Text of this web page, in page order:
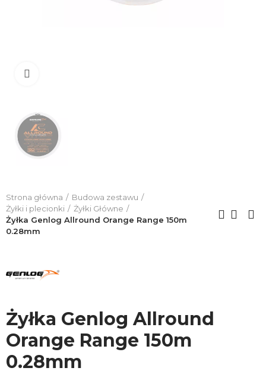
Strona główna
Budowa zestawu
Żyłki i plecionki
Żyłki Główne
Żyłka Genlog Allround Orange Range 150m
0.28mm
Żyłka Genlog Allround
Orange Range 150m
0.28mm